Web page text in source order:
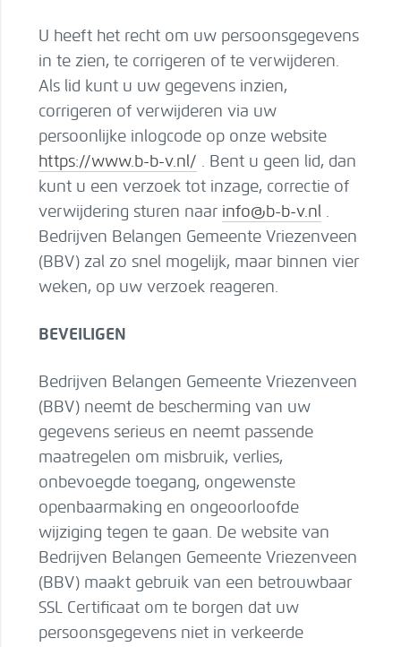
U heeft het recht om uw persoonsgegevens
in te zien, te corrigeren of te verwijderen.
Als lid kunt u uw gegevens inzien,
corrigeren of verwijderen via uw
persoonlijke inlogcode op onze website
https://www.b-b-v.nl/ . Bent u geen lid, dan
kunt u een verzoek tot inzage, correctie of
verwijdering sturen naar info@b-b-v.nl .
Bedrijven Belangen Gemeente Vriezenveen
(BBV) zal zo snel mogelijk, maar binnen vier
weken, op uw verzoek reageren.
BEVEILIGEN
Bedrijven Belangen Gemeente Vriezenveen
(BBV) neemt de bescherming van uw
gegevens serieus en neemt passende
maatregelen om misbruik, verlies,
onbevoegde toegang, ongewenste
openbaarmaking en ongeoorloofde
wijziging tegen te gaan. De website van
Bedrijven Belangen Gemeente Vriezenveen
(BBV) maakt gebruik van een betrouwbaar
SSL Certificaat om te borgen dat uw
persoonsgegevens niet in verkeerde